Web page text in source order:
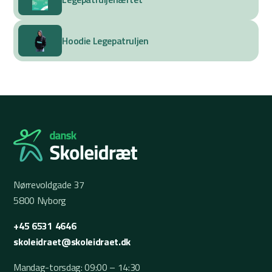
Hoodie Legepatruljen
Nørrevoldgade 37
5800 Nyborg
+45 6531 4646
skoleidraet@skoleidraet.dk
Mandag-torsdag: 09:00 – 14:30